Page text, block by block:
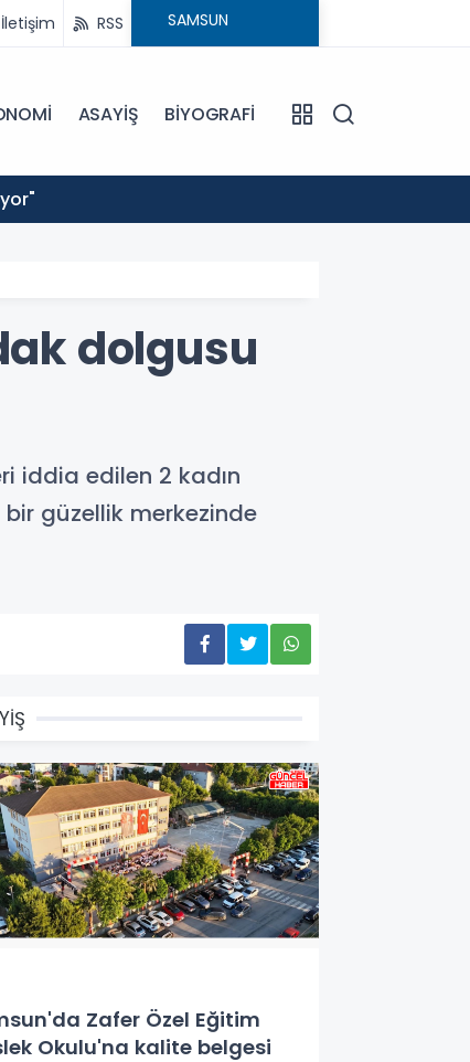
İletişim RSS
ASAYİŞ BİYOGRAFİ
dolgusu
iddia edilen 2 kadın
güzellik merkezinde
Zafer Özel Eğitim
Okulu'na kalite belgesi